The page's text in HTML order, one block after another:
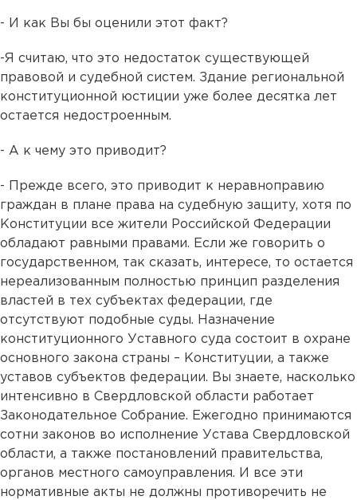
- И как Вы бы оценили этот факт?
-Я считаю, что это недостаток существующей
правовой и судебной систем. Здание региональной
конституционной юстиции уже более десятка лет
остается недостроенным.
- А к чему это приводит?
- Прежде всего, это приводит к неравноправию
граждан в плане права на судебную защиту, хотя по
Конституции все жители Российской Федерации
обладают равными правами. Если же говорить о
государственном, так сказать, интересе, то остается
нереализованным полностью принцип разделения
властей в тех субъектах федерации, где
отсутствуют подобные суды. Назначение
конституционного Уставного суда состоит в охране
основного закона страны – Конституции, а также
уставов субъектов федерации. Вы знаете, насколько
интенсивно в Свердловской области работает
Законодательное Собрание. Ежегодно принимаются
сотни законов во исполнение Устава Свердловской
области, а также постановлений правительства,
органов местного самоуправления. И все эти
нормативные акты не должны противоречить не